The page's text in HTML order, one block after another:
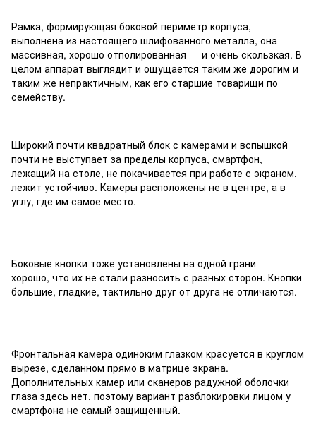
Рамка, формирующая боковой периметр корпуса,
выполнена из настоящего шлифованного металла, она
массивная, хорошо отполированная — и очень скользкая. В
целом аппарат выглядит и ощущается таким же дорогим и
таким же непрактичным, как его старшие товарищи по
семейству.
Широкий почти квадратный блок с камерами и вспышкой
почти не выступает за пределы корпуса, смартфон,
лежащий на столе, не покачивается при работе с экраном,
лежит устойчиво. Камеры расположены не в центре, а в
углу, где им самое место.
Боковые кнопки тоже установлены на одной грани —
хорошо, что их не стали разносить с разных сторон. Кнопки
большие, гладкие, тактильно друг от друга не отличаются.
Фронтальная камера одиноким глазком красуется в круглом
вырезе, сделанном прямо в матрице экрана.
Дополнительных камер или сканеров радужной оболочки
глаза здесь нет, поэтому вариант разблокировки лицом у
смартфона не самый защищенный.